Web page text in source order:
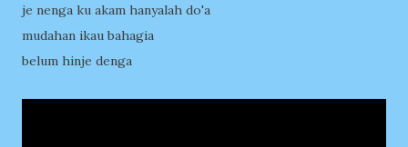
je nenga ku akam hanyalah do'a
mudahan ikau bahagia
belum hinje denga